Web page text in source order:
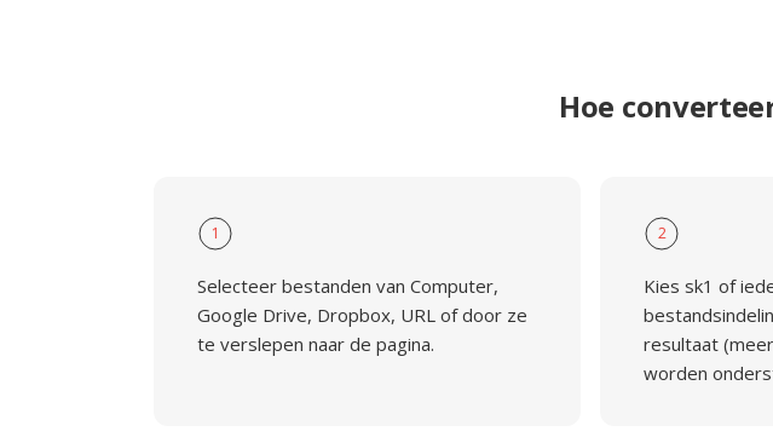
Hoe
1
Selecteer bestanden van Computer,
Google Drive, Dropbox, URL of door ze
te verslepen naar de pagina.
2
Kies sk1 of
resultaat
worden